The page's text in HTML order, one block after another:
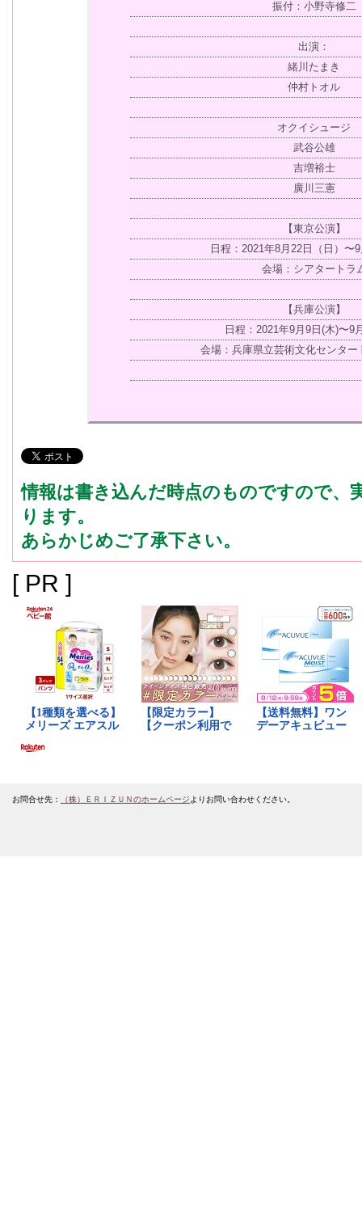
振付：小野寺修二
出演：
緒川たまき
仲村トオル
オクイシュージ
武谷公雄
吉増裕士
廣川三憲
【東京公演】
日程：2021年8月22日（日）〜
会場：シアタートラ
【兵庫公演】
日程：2021年9月9日(木)〜9
会場：兵庫県立芸術文化センター
情報は書き込んだ時点のものですので、
ります。
あらかじめご了承下さい。
[ PR ]
お問合せ先： （株）ＥＲＩＺＵＮのホームページよりお問い合わせください。